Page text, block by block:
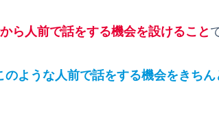
ら人前で話をする機会を設けること
ような人前で話をする機会をきち